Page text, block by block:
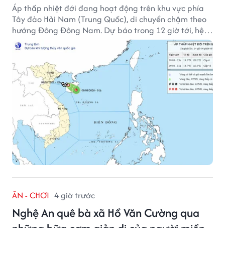
Áp thấp nhiệt đới đang hoạt động trên khu vực phía
Tây đảo Hải Nam (Trung Quốc), di chuyển chậm theo
hướng Đông Đông Nam. Dự báo trong 12 giờ tới, hệ
thống này suy yếu dần thành vùng áp thấp.
ĂN - CHƠI 4 giờ trước
Nghệ An quê bà xã Hồ Văn Cường qua
những bữa cơm giản dị của người miền